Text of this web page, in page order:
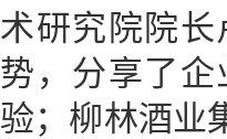
术研究院院
势，分享了
验；柳林酒业